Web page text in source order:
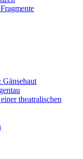
theatralischen